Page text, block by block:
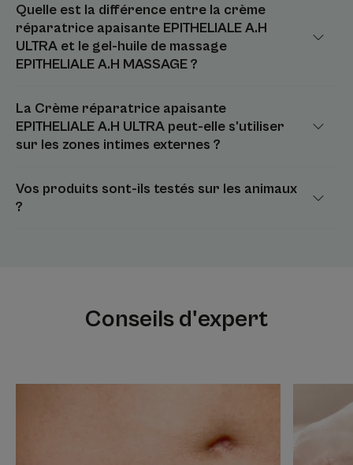
Quelle est la différence entre la crème
réparatrice apaisante EPITHELIALE A.H
ULTRA et le gel-huile de massage
EPITHELIALE A.H MASSAGE ?
La Crème réparatrice apaisante
EPITHELIALE A.H ULTRA peut-elle s'utiliser
sur les zones intimes externes ?
Vos produits sont-ils testés sur les animaux
?
Conseils d'expert
geste à